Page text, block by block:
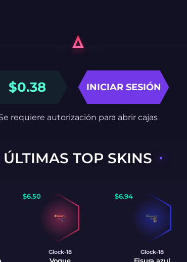
$0.38 INICIAR SESIÓN
requiere autorización para abrir cajas
ÚLTIMAS TOP SKINS
$6.50
Glock-18
$6.94
Glock-18